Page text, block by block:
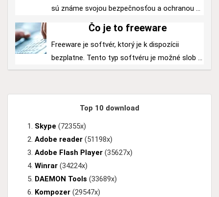
sú známe svojou bezpečnosťou a ochranou ...
Čo je to freeware
Freeware je softvér, ktorý je k dispozícii
bezplatne. Tento typ softvéru je možné slob ...
Top 10 download
Skype (72355x)
Adobe reader (51198x)
Adobe Flash Player (35627x)
Winrar (34224x)
DAEMON Tools (33689x)
Kompozer (29547x)